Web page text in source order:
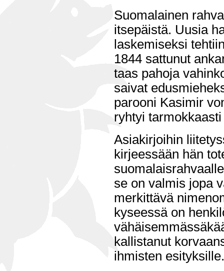
Suomalainen
itsepäistä. Uusia
laskemiseksi
1844 sattunut
taas pahoja
saivat
parooni Kasimir
ryhtyi
Asiakirjoihin
kirjeessään hän
se on valmis jopa
merkittävä
kyseessä on
kallistanut
ihmisten esityksille.